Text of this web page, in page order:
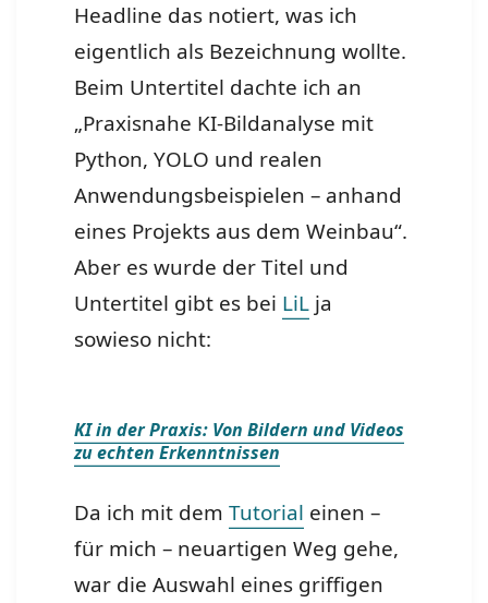
Headline das notiert, was ich
eigentlich als Bezeichnung wollte.
Beim Untertitel dachte ich an
„Praxisnahe KI-Bildanalyse mit
Python, YOLO und realen
Anwendungsbeispielen – anhand
eines Projekts aus dem Weinbau“.
Aber es wurde der Titel und
Untertitel gibt es bei LiL ja
sowieso nicht:
KI in der Praxis: Von Bildern und Videos
zu echten Erkenntnissen
Da ich mit demTutorial einen –
für mich – neuartigen Weg gehe,
war die Auswahl eines griffigen